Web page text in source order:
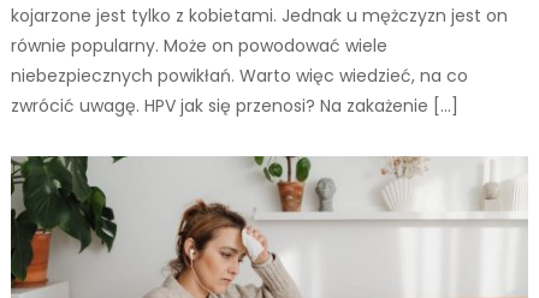
kojarzone jest tylko z kobietami. Jednak u mężczyzn jest on
równie popularny. Może on powodować wiele
niebezpiecznych powikłań. Warto więc wiedzieć, na co
zwrócić uwagę. HPV jak się przenosi? Na zakażenie […]